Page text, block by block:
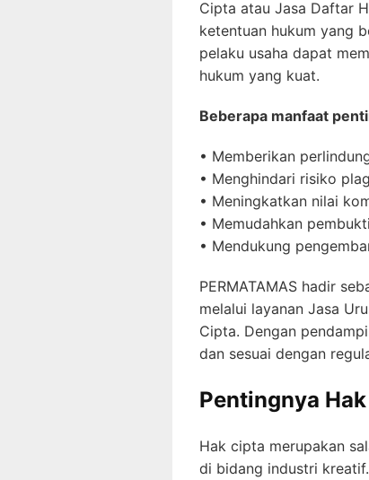
Cipta atau Jasa Daftar
ketentuan hukum yang
pelaku usaha dapat
hukum yang kuat.
Beberapa manfaat
• Memberikan
• Menghindari risiko
• Meningkatkan nilai
• Memudahkan
• Mendukung
PERMATAMAS hadir
melalui layanan Jasa
Cipta. Dengan
dan sesuai dengan
Pentingnya
Hak cipta merupakan
di bidang industri